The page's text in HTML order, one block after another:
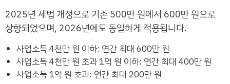
2025년 세법 개정으로 기존 500만 원에서 600만 원으로
상향되었으며, 2026년에도 동일하게 적용됩니다.
사업소득 4천만 원 이하: 연간 최대 600만 원
사업소득 4천만 원 초과 1억 원 이하: 연간 최대 400만 원
사업소득 1억 원 초과: 연간 최대 200만 원